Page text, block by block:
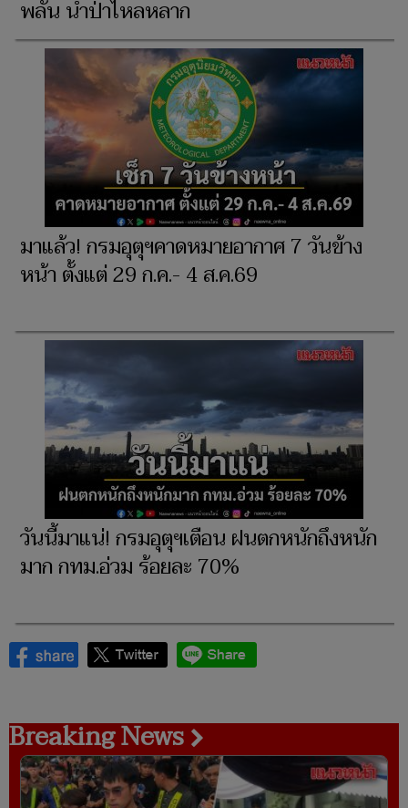
พลัน น้ำป่าไหลหลาก
มาแล้ว! กรมอุตุฯคาดหมายอากาศ 7 วันข้าง
หน้า ตั้งแต่ 29 ก.ค.- 4 ส.ค.69
วันนี้มาแน่! กรมอุตุฯเตือน ฝนตกหนักถึงหนัก
มาก กทม.อ่วม ร้อยละ 70%
Breaking News